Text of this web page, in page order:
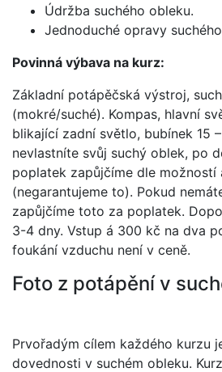
Údržba suchého obleku.
Jednoduché opravy
Povinná výbava na kurz:
Základní potápěčská výstroj,
(mokré/suché). Kompas, hlavní
blikající zadní světlo, bubínek 15
nevlastníte svůj suchý oblek, po
poplatek zapůjčíme dle možností
(negarantujeme to). Pokud
zapůjčíme toto za poplatek.
3-4 dny. Vstup á 300 kč na dva
foukání vzduchu není v ceně.
Foto z potápění v
Prvořadým cílem každého kurzu
dovednosti v suchém obleku.